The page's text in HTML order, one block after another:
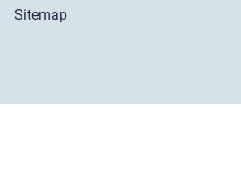
Sitemap